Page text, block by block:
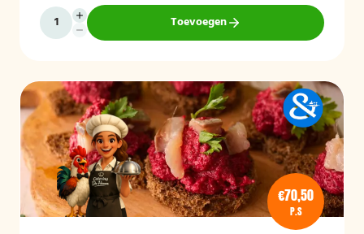
Toevoegen
€70,50
P.S